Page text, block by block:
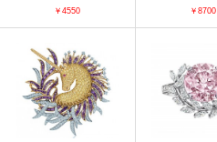
坠 吊坠
￥4550
￥8700